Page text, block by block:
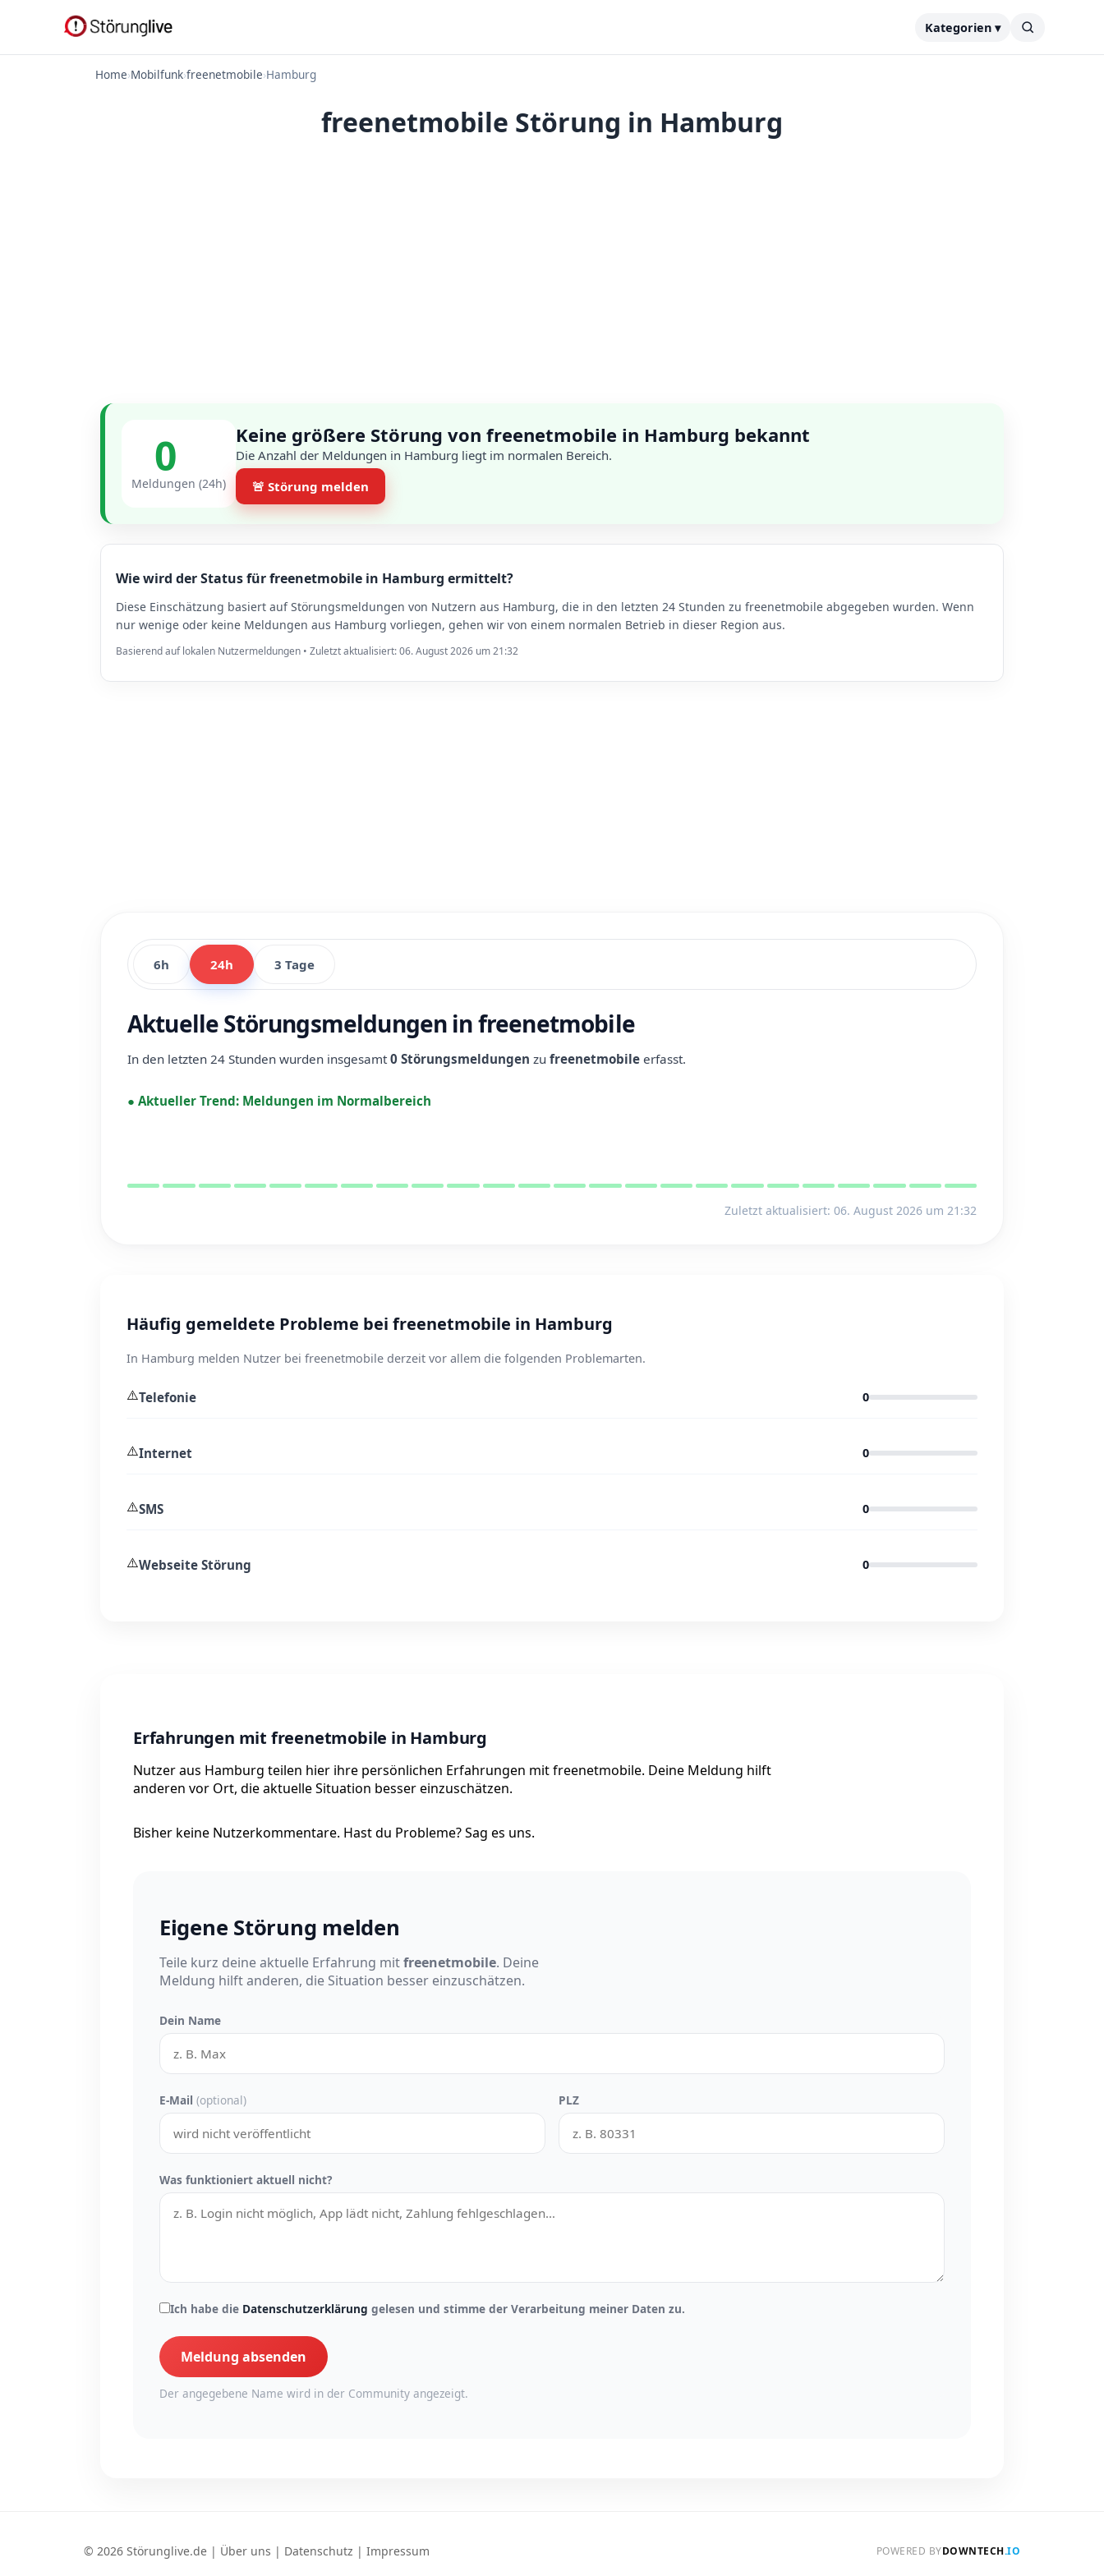
Kategorien ▾
Home›Mobilfunk›freenetmobile›Hamburg
freenetmobile Störung in Hamburg
0
Meldungen (24h)
Keine größere Störung von freenetmobile in Hamburg bekannt
Die Anzahl der Meldungen in Hamburg liegt im normalen Bereich.
🚨 Störung melden
Wie wird der Status für freenetmobile in Hamburg ermittelt?
Diese Einschätzung basiert auf Störungsmeldungen von Nutzern aus Hamburg, die in den letzten 24 Stunden zu freenetmobile abgegeben wurden. Wenn
nur wenige oder keine Meldungen aus Hamburg vorliegen, gehen wir von einem normalen Betrieb in dieser Region aus.
Basierend auf lokalen Nutzermeldungen • Zuletzt aktualisiert: 06. August 2026 um 21:32
6h 24h 3 Tage
Aktuelle Störungsmeldungen in freenetmobile
In den letzten 24 Stunden wurden insgesamt0 Störungsmeldungen zu freenetmobile erfasst.
● Aktueller Trend: Meldungen im Normalbereich
Zuletzt aktualisiert: 06. August 2026 um 21:32
Häufig gemeldete Probleme bei freenetmobile in Hamburg
In Hamburg melden Nutzer bei freenetmobile derzeit vor allem die folgenden Problemarten.
⚠️Telefonie 0
⚠️Internet 0
⚠️SMS 0
⚠️Webseite Störung 0
Erfahrungen mit freenetmobile in Hamburg
Nutzer aus Hamburg teilen hier ihre persönlichen Erfahrungen mit freenetmobile. Deine Meldung hilft
anderen vor Ort, die aktuelle Situation besser einzuschätzen.
Bisher keine Nutzerkommentare. Hast du Probleme? Sag es uns.
Eigene Störung melden
Teile kurz deine aktuelle Erfahrung mitfreenetmobile. Deine
Meldung hilft anderen, die Situation besser einzuschätzen.
Dein Name
E-Mail (optional) PLZ
Was funktioniert aktuell nicht?
Ich habe die Datenschutzerklärung gelesen und stimme der Verarbeitung meiner Daten zu.
Meldung absenden
Der angegebene Name wird in der Community angezeigt.
© 2026 Störunglive.de | Über uns | Datenschutz | Impressum POWERED BYDOWNTECH.IO